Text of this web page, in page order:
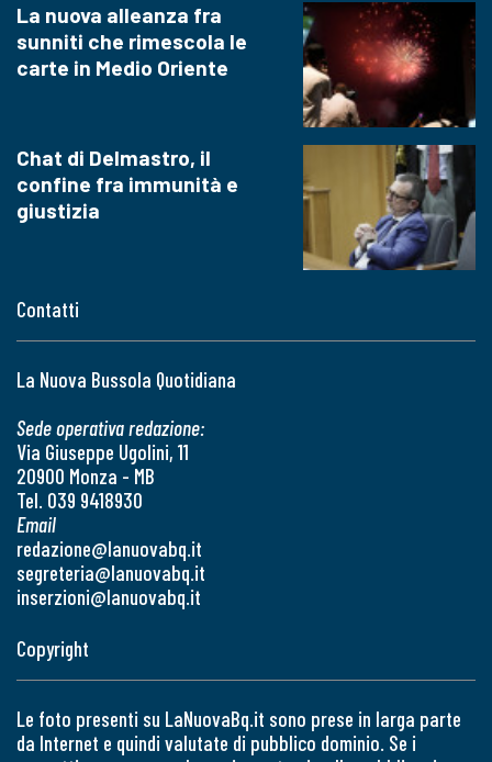
Contatti
La Nuova Bussola Quotidiana
Sede operativa redazione:
Via Giuseppe Ugolini, 11
20900 Monza - MB
Tel. 039 9418930
Email
redazione@lanuovabq.it
segreteria@lanuovabq.it
inserzioni@lanuovabq.it
La nuova alleanza fra
sunniti che rimescola le
carte in Medio Oriente
Chat di Delmastro, il
confine fra immunità e
giustizia
Copyright
Le foto presenti su LaNuovaBq.it sono prese in larga parte
da Internet e quindi valutate di pubblico dominio. Se i